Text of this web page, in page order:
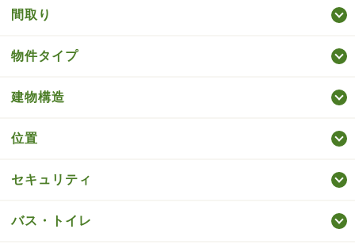
間取り
物件タイプ
建物構造
位置
セキュリティ
バス・トイレ